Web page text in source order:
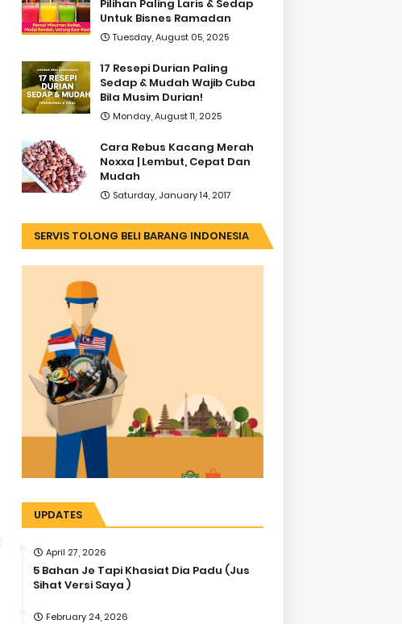
Pilihan Paling Laris & Sedap
Untuk Bisnes Ramadan
Tuesday, August 05, 2025
17 Resepi Durian Paling
Sedap & Mudah Wajib Cuba
Bila Musim Durian!
Monday, August 11, 2025
Cara Rebus Kacang Merah
Noxxa | Lembut, Cepat Dan
Mudah
Saturday, January 14, 2017
SERVIS TOLONG BELI BARANG INDONESIA
UPDATES
April 27, 2026
5 Bahan Je Tapi Khasiat Dia Padu (Jus
Sihat Versi Saya )
February 24, 2026